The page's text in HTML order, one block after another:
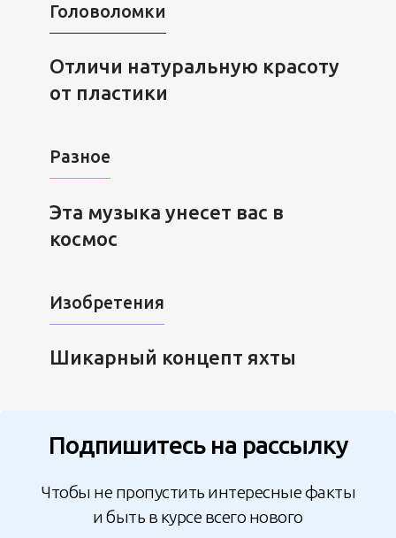
Головоломки
Отличи натуральную красоту
от пластики
Разное
Эта музыка унесет вас в
космос
Изобретения
Шикарный концепт яхты
Подпишитесь на рассылку
Чтобы не пропустить интересные факты
и быть в курсе всего нового